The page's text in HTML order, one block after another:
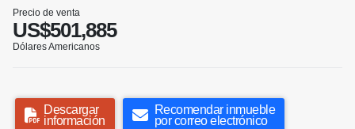
Precio de venta
US$501,885
Dólares Americanos
Descargar
información
Recomendar inmueble
por correo electrónico